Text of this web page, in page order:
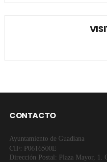
CONTACTO
Ayuntamiento de Guadiana
CIF: P0616500E
Dirección Postal: Plaza Mayor, 1.